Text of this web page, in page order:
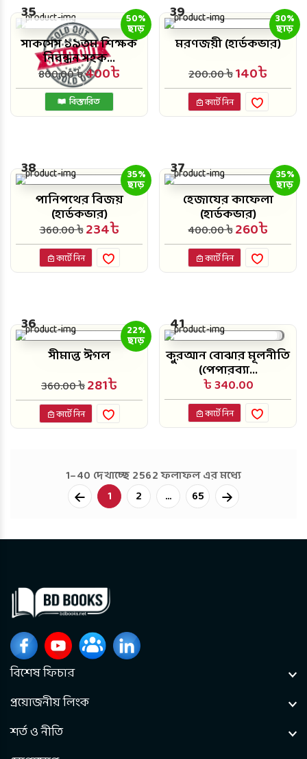
35 50%
ছাড়
সাকসেস ১৯তম শিক্ষক
নিবন্ধন সহক...
800.00 ৳400৳
বিস্তারিত
39 30%
ছাড়
মরণজয়ী (হার্ডকভার)
200.00 ৳140৳
কার্টে নিন
38 35%
ছাড়
পানিপথের বিজয়
(হার্ডকভার)
360.00 ৳234৳
কার্টে নিন
37 35%
ছাড়
হেজাযের কাফেলা
(হার্ডকভার)
400.00 ৳260৳
কার্টে নিন
36 22%
ছাড়
সীমান্ত ঈগল
360.00 ৳281৳
কার্টে নিন
41
কুরআন বোঝার মূলনীতি
(পেপারব্যা...
৳ 340.00
কার্টে নিন
1–40 দেখাচ্ছে 2562 ফলাফল এর মধ্যে
1
2 ... 65 Next
বিশেষ ফিচার
প্রয়োজনীয় লিংক
শর্ত ও নীতি